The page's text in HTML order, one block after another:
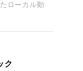
ローカル動
ク